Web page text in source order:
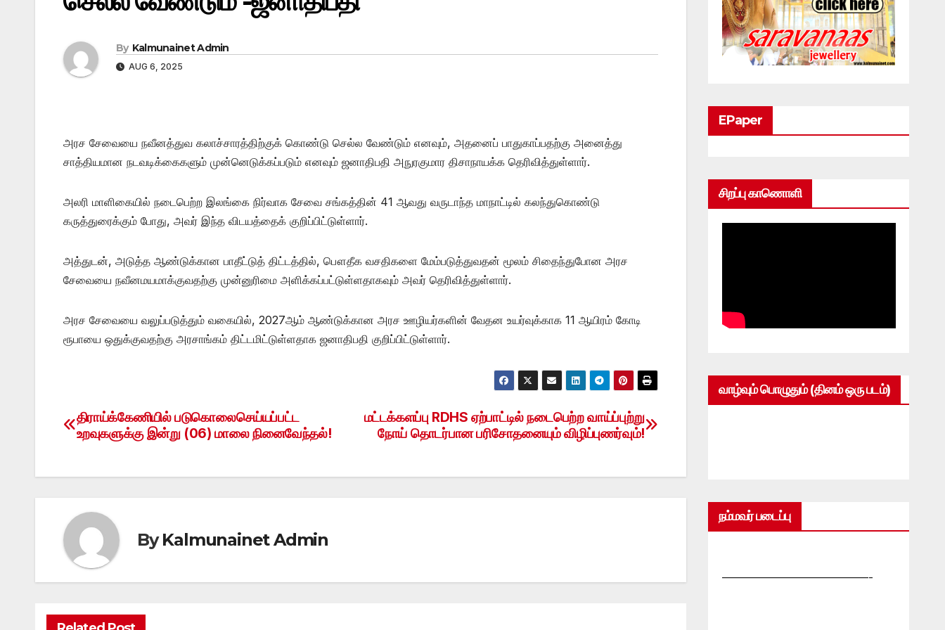
By Kalmunainet Admin
AUG 6, 2025
அரச சேவையை நவீனத்துவ கலாச்சாரத்திற்குக் கொண்டு செல்ல வேண்டும் எனவும், அதனைப் பாதுகாப்பதற்கு அனைத்து
சாத்தியமான நடவடிக்கைகளும் முன்னெடுக்கப்படும் எனவும் ஜனாதிபதி அநுரகுமார திசாநாயக்க தெரிவித்துள்ளார்.
அலரி மாளிகையில் நடைபெற்ற இலங்கை நிர்வாக சேவை சங்கத்தின் 41 ஆவது வருடாந்த மாநாட்டில் கலந்துகொண்டு
கருத்துரைக்கும் போது, அவர் இந்த விடயத்தைக் குறிப்பிட்டுள்ளார்.
அத்துடன், அடுத்த ஆண்டுக்கான பாதீட்டுத் திட்டத்தில், பௌதீக வசதிகளை மேம்படுத்துவதன் மூலம் சிதைந்துபோன அரச
சேவையை நவீனமயமாக்குவதற்கு முன்னுரிமை அளிக்கப்பட்டுள்ளதாகவும் அவர் தெரிவித்துள்ளார்.
அரச சேவையை வலுப்படுத்தும் வகையில், 2027ஆம் ஆண்டுக்கான அரச ஊழியர்களின் வேதன உயர்வுக்காக 11 ஆயிரம் கோடி
ரூபாயை ஒதுக்குவதற்கு அரசாங்கம் திட்டமிட்டுள்ளதாக ஜனாதிபதி குறிப்பிட்டுள்ளார்.
Post
மட்டக்களப்பு RDHS ஏற்பாட்டில் நடைபெற்ற வாய்ப்புற்று
நோய் தொடர்பான பரிசோதனையும் விழிப்புணர்வும்!
திராய்க்கேணியில் படுகொலைசெய்யப்பட்ட
உறவுகளுக்கு இன்று (06) மாலை நினைவேந்தல்!
ByKalmunainet Admin
EPaper
சிறப்பு காணொளி
வாழ்வும் பொழுதும் (தினம் ஒரு படம்)
நம்மவர் படைப்பு
—————————————-